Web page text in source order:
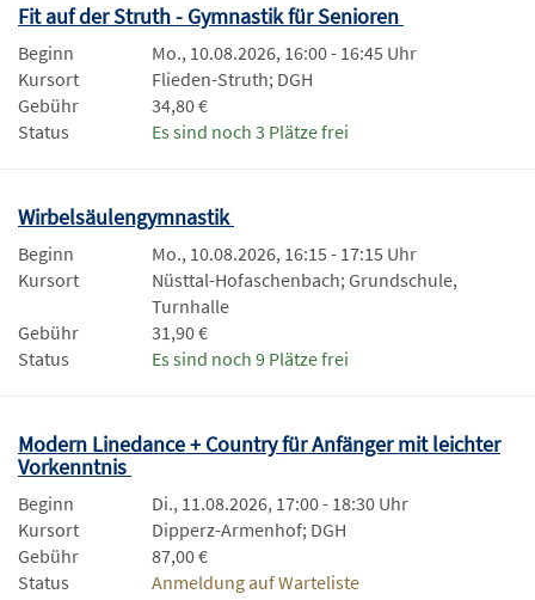
Fit auf der Struth - Gymnastik für Senioren
Beginn
Mo., 10.08.2026, 16:00 - 16:45 Uhr
Kursort
Flieden-Struth; DGH
Gebühr
34,80 €
Status
Es sind noch 3 Plätze frei
Wirbelsäulengymnastik
Beginn
Mo., 10.08.2026, 16:15 - 17:15 Uhr
Kursort
Nüsttal-Hofaschenbach; Grundschule,
Turnhalle
Gebühr
31,90 €
Status
Es sind noch 9 Plätze frei
Modern Linedance + Country für Anfänger mit leichter
Vorkenntnis
Beginn
Di., 11.08.2026, 17:00 - 18:30 Uhr
Kursort
Dipperz-Armenhof; DGH
Gebühr
87,00 €
Status
Anmeldung auf Warteliste